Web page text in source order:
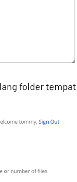
folder tempat